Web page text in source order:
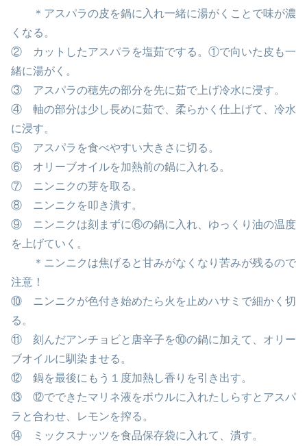
＊アスパラの皮を鍋に入れ一緒に湯がくことで味が濃
くなる。
② カットしたアスパラを塩茹でする。①で向いた皮も一
緒に湯がく。
③ アスパラの穂先の部分を先に茹で上げ冷水に浸す。
④ 軸の部分は少し長めに茹で、柔らかく仕上げて、冷水
に浸す。
⑤ アスパラを食べやすい大きさに切る。
⑥ オリーブオイルを加熱前の鍋に入れる。
⑦ ニンニクの芽を取る。
⑧ ニンニクを叩き潰す。
⑨ ニンニクは刻まずに⑥の鍋に入れ、ゆっくり油の温度
を上げていく。
＊ニンニクは焦げると甘みがなくなり苦みが残るので
注意！
⑩ ニンニクが色付き始めたら火を止めハサミで細かく切
る。
⑪ 刻んだアンチョビと唐辛子を⑩の鍋に加えて、オリー
ブオイルに馴染ませる。
⑫ 鍋を最後にもう１度加熱し香りを引き出す。
⑬ ⑫でできたマリネ液をボウルに入れたしらすとアスパ
ラと合わせ、レモンを搾る。
⑭ ミックスナッツを食品保存袋に入れて、潰す。